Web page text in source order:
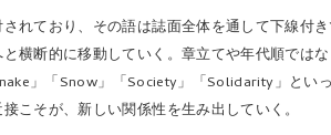
れており、その語は誌面全体を通して下線付
横断的に移動していく。章立てや年代順では
」「Snow」「Society」「Solidarity」とい
こそが、新しい関係性を生み出していく。